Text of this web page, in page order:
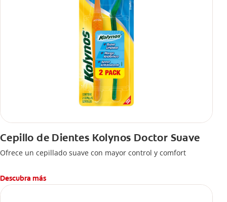
Cepillo de Dientes Kolynos Doctor Suave
Ofrece un cepillado suave con mayor control y comfort
Descubra más